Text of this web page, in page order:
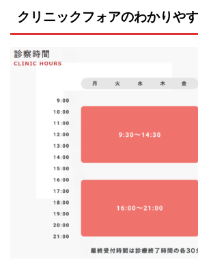
クリニックフォアのわかりや